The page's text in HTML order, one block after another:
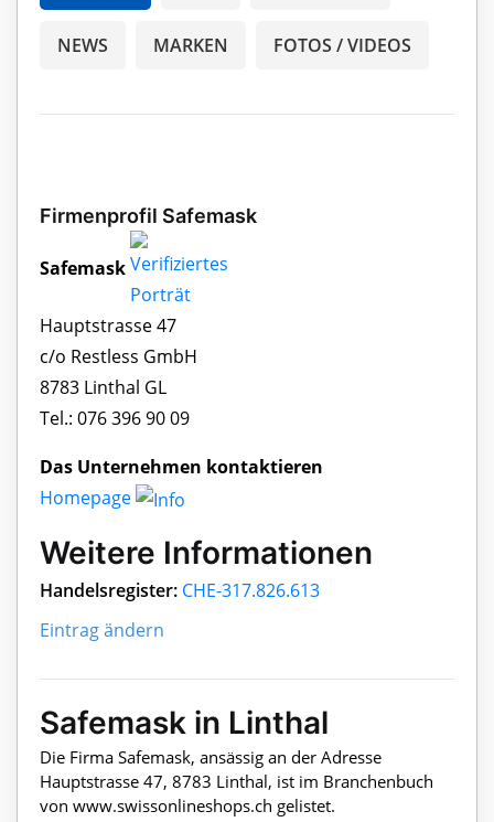
NEWS MARKEN FOTOS / VIDEOS
Firmenprofil Safemask
Safemask
Hauptstrasse 47
c/o Restless GmbH
8783 Linthal GL
Tel.: 076 396 90 09
Das Unternehmen kontaktieren
Homepage
Weitere Informationen
Handelsregister: CHE-317.826.613
Eintrag ändern
Safemask in Linthal
Die Firma Safemask, ansässig an der Adresse
Hauptstrasse 47, 8783 Linthal, ist im Branchenbuch
von www.swissonlineshops.ch gelistet.